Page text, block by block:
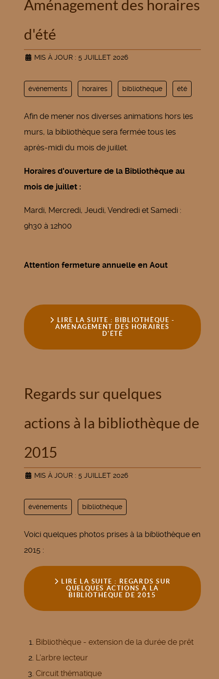
Aménagement des horaires
d'été
MIS À JOUR : 5 JUILLET 2026
événements horaires bibliothèque été
Afin de mener nos diverses animations hors les
murs, la bibliothèque sera fermée tous les
après-midi du mois de juillet.
Horaires d'ouverture de la Bibliothèque au
mois de juillet :
Mardi, Mercredi, Jeudi, Vendredi et Samedi :
9h30 à 12h00
Attention fermeture annuelle en Aout
LIRE LA SUITE : BIBLIOTHÈQUE -
AMÉNAGEMENT DES HORAIRES
D'ÉTÉ
Regards sur quelques
actions à la bibliothèque de
2015
MIS À JOUR : 5 JUILLET 2026
événements bibliothèque
Voici quelques photos prises à la bibliothèque en
2015 :
LIRE LA SUITE : REGARDS SUR
QUELQUES ACTIONS À LA
BIBLIOTHÈQUE DE 2015
Bibliothèque - extension de la durée de prêt
L’arbre lecteur
Circuit thématique